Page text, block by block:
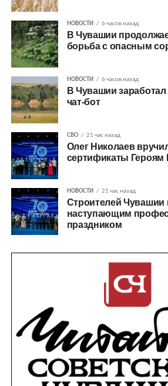
НОВОСТИ 6 часов назад
В Чувашии
борьба с опасным
НОВОСТИ 6 часов назад
В Чувашии заработал
чат-бот
СВО 21 час назад
Олег Николаев
сертификаты Героям
НОВОСТИ 21 час назад
Строителей Чувашии
наступающим
праздником